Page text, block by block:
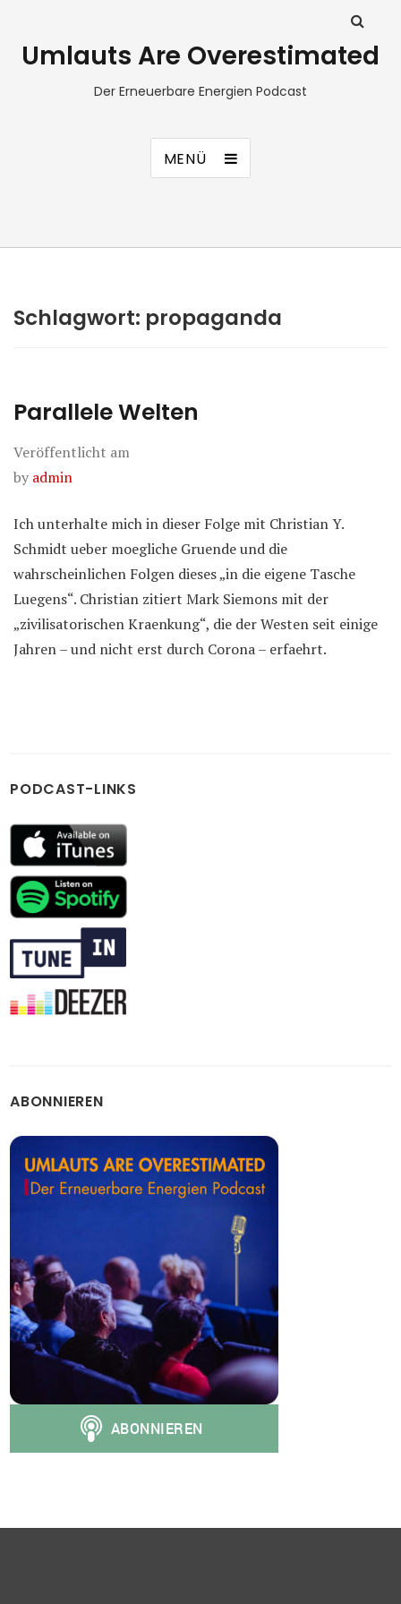
Umlauts Are Overestimated
Der Erneuerbare Energien Podcast
MENÜ
Schlagwort: propaganda
Parallele Welten
Veröffentlicht am
by admin
Ich unterhalte mich in dieser Folge mit Christian Y.
Schmidt ueber moegliche Gruende und die
wahrscheinlichen Folgen dieses „in die eigene Tasche
Luegens“. Christian zitiert Mark Siemons mit der
„zivilisatorischen Kraenkung“, die der Westen seit einige
Jahren – und nicht erst durch Corona – erfaehrt.
PODCAST-LINKS
ABONNIEREN